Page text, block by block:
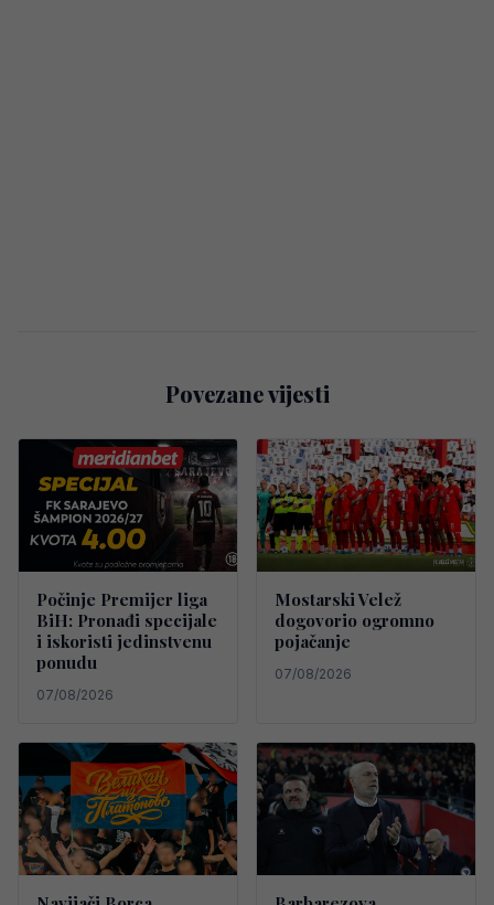
Povezane vijesti
Počinje Premijer liga
BiH: Pronađi specijale
i iskoristi jedinstvenu
ponudu
07/08/2026
Mostarski Velež
dogovorio ogromno
pojačanje
07/08/2026